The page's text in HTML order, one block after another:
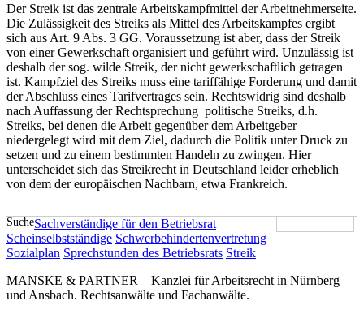
Der Streik ist das zentrale Arbeitskampfmittel der Arbeitnehmerseite.
Die Zulässigkeit des Streiks als Mittel des Arbeitskampfes ergibt
sich aus Art. 9 Abs. 3 GG. Voraussetzung ist aber, dass der Streik
von einer Gewerkschaft organisiert und geführt wird. Unzulässig ist
deshalb der sog. wilde Streik, der nicht gewerkschaftlich getragen
ist. Kampfziel des Streiks muss eine tariffähige Forderung und damit
der Abschluss eines Tarifvertrages sein. Rechtswidrig sind deshalb
nach Auffassung der Rechtsprechung politische Streiks, d.h.
Streiks, bei denen die Arbeit gegenüber dem Arbeitgeber
niedergelegt wird mit dem Ziel, dadurch die Politik unter Druck zu
setzen und zu einem bestimmten Handeln zu zwingen. Hier
unterscheidet sich das Streikrecht in Deutschland leider erheblich
von dem der europäischen Nachbarn, etwa Frankreich.
SucheSachverständige für den Betriebsrat
Scheinselbstständige Schwerbehindertenvertretung
Sozialplan Sprechstunden des Betriebsrats Streik
MANSKE & PARTNER – Kanzlei für Arbeitsrecht in Nürnberg
und Ansbach. Rechtsanwälte und Fachanwälte.